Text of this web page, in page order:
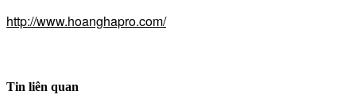
http://www.hoanghapro.com/
Tin liên quan